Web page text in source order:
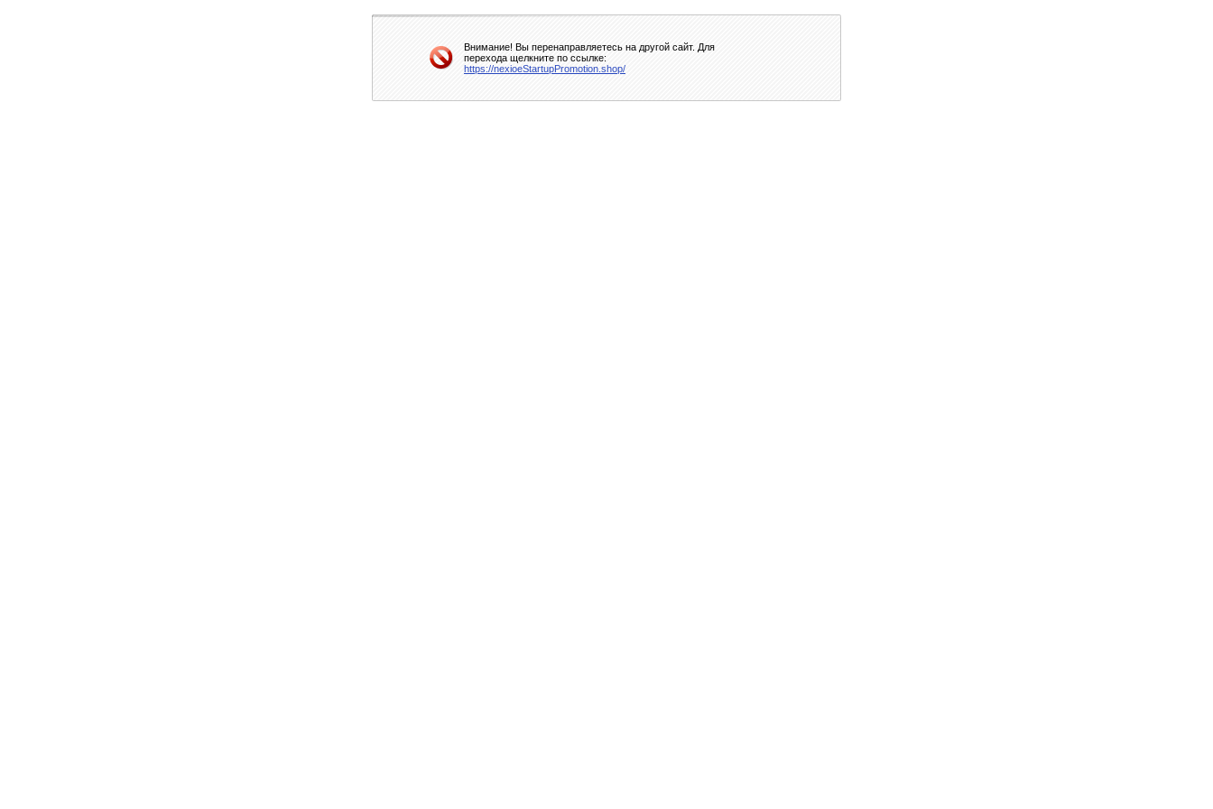
Внимание! Вы перенаправляетесь на другой сайт. Для
перехода щелкните по ссылке:
https://nexioeStartupPromotion.shop/